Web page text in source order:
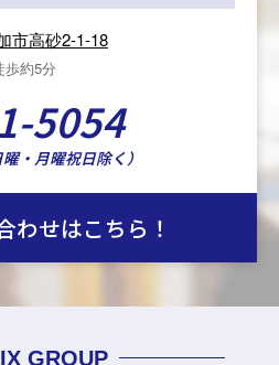
市高砂2-1-18
歩約5分
5054
・月曜祝日除く）
わせはこちら！
GROUP